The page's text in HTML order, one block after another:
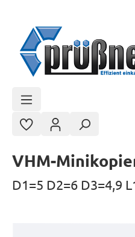
VHM-
D1=5 D2=6 D3=4,9